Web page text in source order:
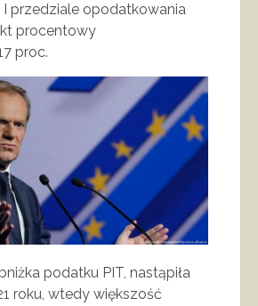
przedziale opodatkowania
procentowy
proc.
podatku PIT, nastąpiła
roku, wtedy większość